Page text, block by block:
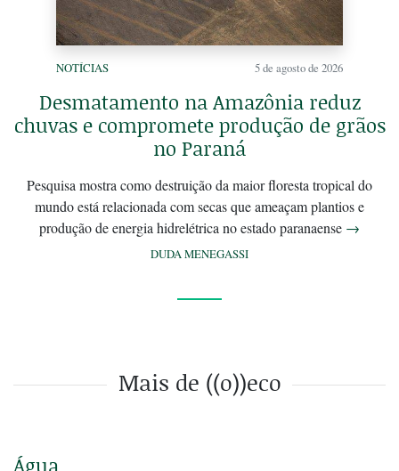
NOTÍCIAS 5 de agosto de 2026
Desmatamento na Amazônia reduz
chuvas e compromete produção de grãos
no Paraná
Pesquisa mostra como destruição da maior floresta tropical do
mundo está relacionada com secas que ameaçam plantios e
produção de energia hidrelétrica no estado paranaense →
DUDA MENEGASSI
Mais de ((o))eco
Água